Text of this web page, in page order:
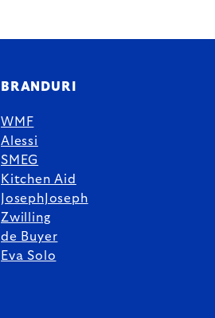
BRANDURI
WMF
Alessi
SMEG
Kitchen Aid
JosephJoseph
Zwilling
de Buyer
Eva Solo